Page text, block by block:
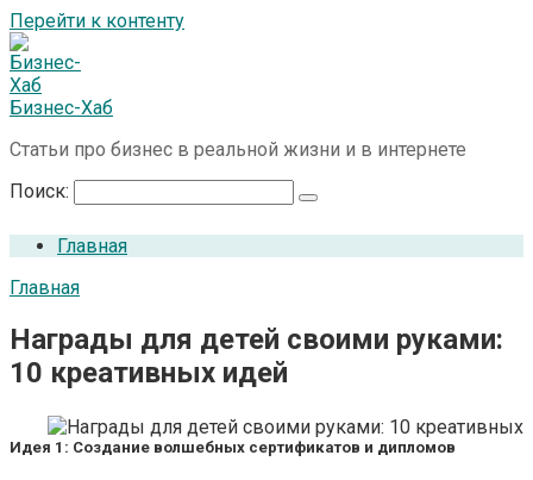
Перейти к контенту
Бизнес-Хаб
Статьи про бизнес в реальной жизни и в интернете
Поиск:
Главная
Главная
Награды для детей своими руками:
10 креативных идей
Идея 1: Создание волшебных сертификатов и дипломов